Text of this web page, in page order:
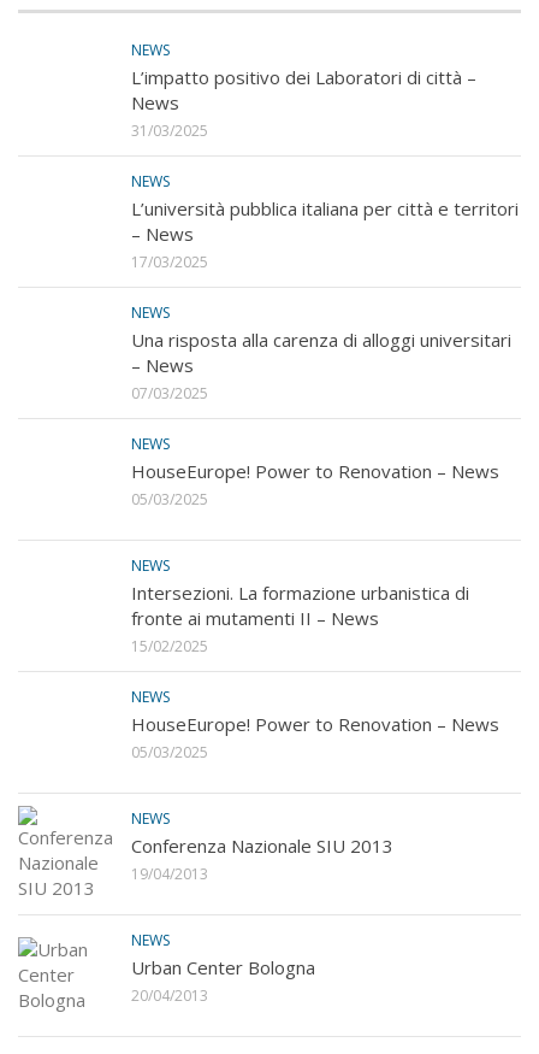
NEWS
L’impatto positivo dei Laboratori di città –
News
31/03/2025
NEWS
L’università pubblica italiana per città e territori
– News
17/03/2025
NEWS
Una risposta alla carenza di alloggi universitari
– News
07/03/2025
NEWS
HouseEurope! Power to Renovation – News
05/03/2025
NEWS
Intersezioni. La formazione urbanistica di
fronte ai mutamenti II – News
15/02/2025
NEWS
HouseEurope! Power to Renovation – News
05/03/2025
NEWS
Conferenza Nazionale SIU 2013
19/04/2013
NEWS
Urban Center Bologna
20/04/2013